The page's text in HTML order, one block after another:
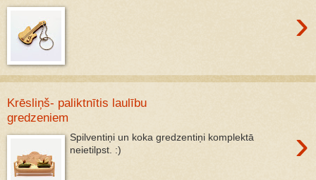
›
Krēsliņš- paliktnītis laulību
gredzeniem
›
Spilventiņi un koka gredzentiņi komplektā
neietilpst. :)